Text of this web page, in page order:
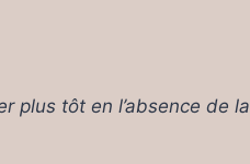
plus tôt en l’absence de la